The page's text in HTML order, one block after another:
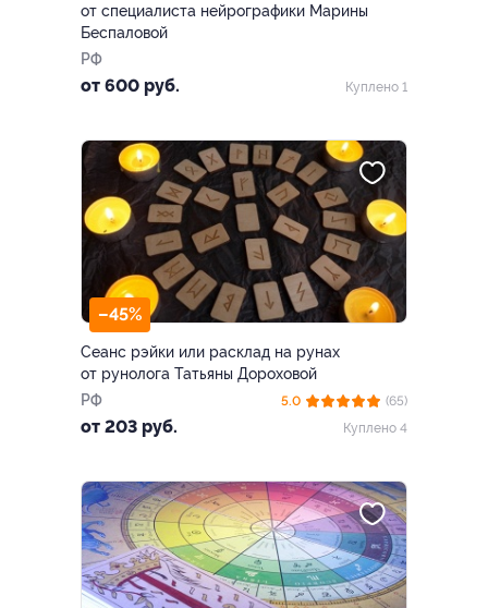
от специалиста нейрографики Марины
Беспаловой
РФ
от 600 руб. Куплено 1
–45%
Сеанс рэйки или расклад на рунах
от рунолога Татьяны Дороховой
РФ
от 203 руб.
5.0
(65)
Куплено 4